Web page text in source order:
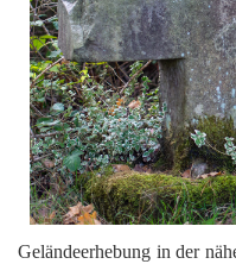
Geländeerhebung in der